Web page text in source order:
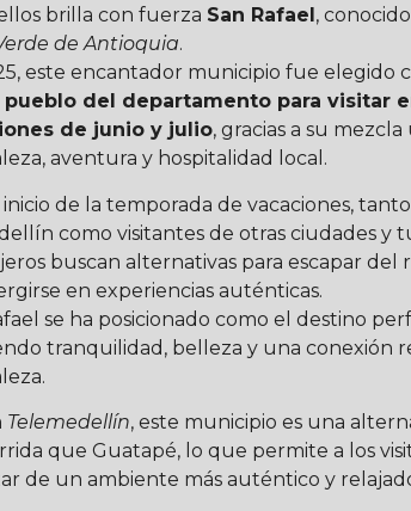
brilla con fuerza San Rafael ,
de Antioquia.
este encantador municipio fue elegido
del departamento para visitar
de junio y julio, gracias a su
aventura y hospitalidad local.
inicio de la temporada de vacaciones,
como visitantes de otras ciudades y
buscan alternativas para escapar del
en experiencias auténticas.
se ha posicionado como el destino
tranquilidad, belleza y una conexión
Telemedellín, este municipio es una
que Guatapé, lo que permite a los
de un ambiente más auténtico y